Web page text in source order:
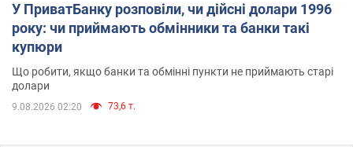
У ПриватБанку розповіли, чи дійсні долари 1996
року: чи приймають обмінники та банки такі
купюри
Що робити, якщо банки та обмінні пункти не приймають старі
долари
9.08.2026 02:20 73,6 т.